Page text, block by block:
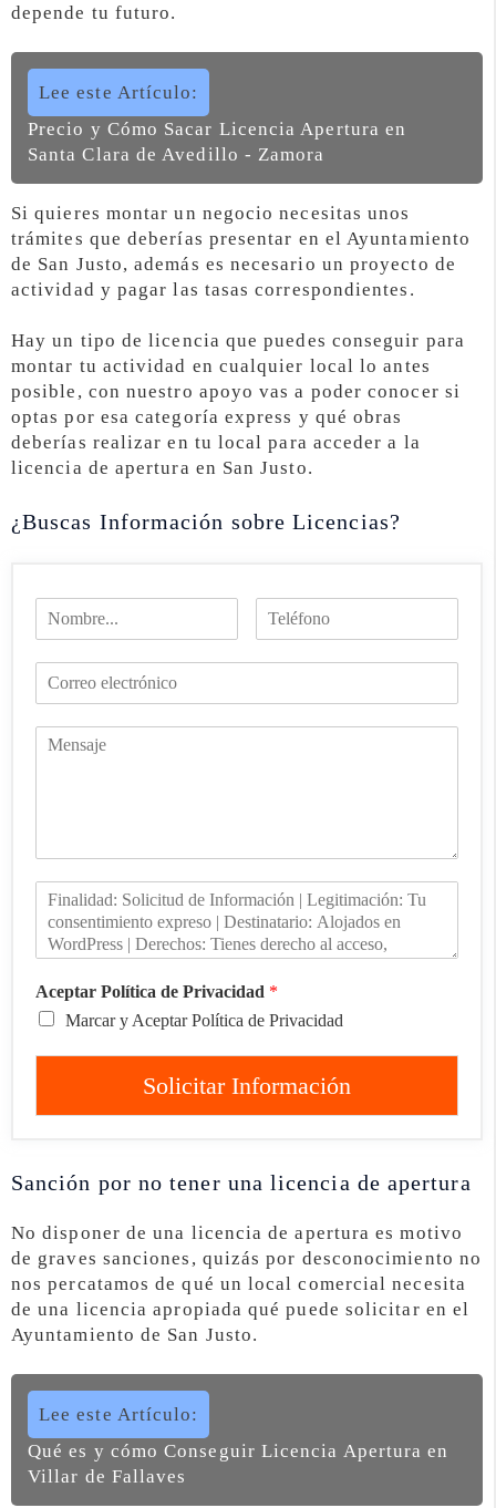
depende tu futuro.
Lee este Artículo:
Precio y Cómo Sacar Licencia Apertura en
Santa Clara de Avedillo - Zamora
Si quieres montar un negocio necesitas unos
trámites que deberías presentar en el Ayuntamiento
de San Justo, además es necesario un proyecto de
actividad y pagar las tasas correspondientes.
Hay un tipo de licencia que puedes conseguir para
montar tu actividad en cualquier local lo antes
posible, con nuestro apoyo vas a poder conocer si
optas por esa categoría express y qué obras
deberías realizar en tu local para acceder a la
licencia de apertura en San Justo.
¿Buscas Información sobre Licencias?
Aceptar Política de Privacidad *
Marcar y Aceptar Política de Privacidad
Solicitar Información
Sanción por no tener una licencia de apertura
No disponer de una licencia de apertura es motivo
de graves sanciones, quizás por desconocimiento no
nos percatamos de qué un local comercial necesita
de una licencia apropiada qué puede solicitar en el
Ayuntamiento de San Justo.
Lee este Artículo:
Qué es y cómo Conseguir Licencia Apertura en
Villar de Fallaves